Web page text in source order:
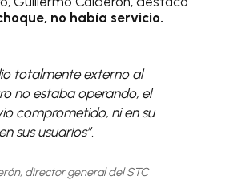
no había servicio.
totalmente externo al
no estaba operando, el
comprometido, ni en su
sus usuarios”.
director general del STC